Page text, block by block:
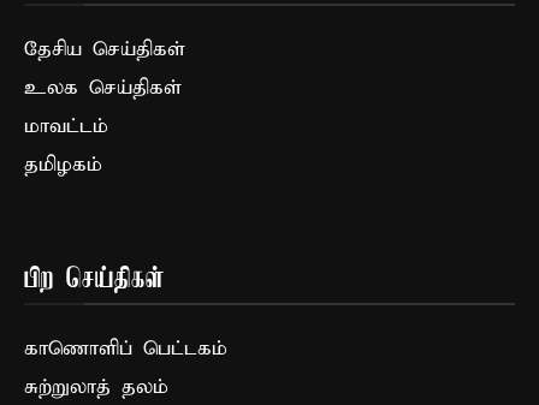
தேசிய செய்திகள்
உலக செய்திகள்
மாவட்டம்
தமிழகம்
பிற செய்திகள்
காணொளிப் பெட்டகம்
சுற்றுலாத் தலம்